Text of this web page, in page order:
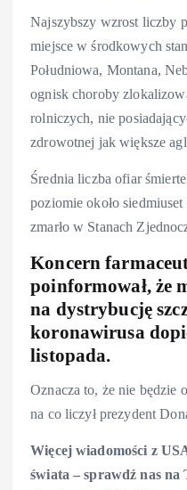
Najszybszy wzrost liczby
miejsce w środkowych
Południowa, Montana,
ognisk choroby
rolniczych, nie
zdrowotnej jak większe
Średnia liczba ofiar
poziomie około
zmarło w Stanach
Koncern
poinformował, że
na dystrybucję
koronawirusa
listopada.
Oznacza to, że nie będzie
na co liczył prezydent
Więcej wiadomości z
świata – sprawdź nas